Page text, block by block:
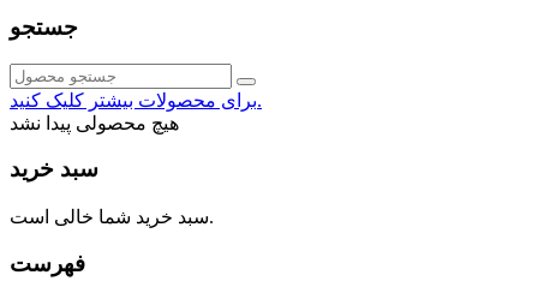
جستجو
برای محصولات بیشتر کلیک کنید.
هیچ محصولی پیدا نشد
سبد خرید
سبد خرید شما خالی است.
فهرست